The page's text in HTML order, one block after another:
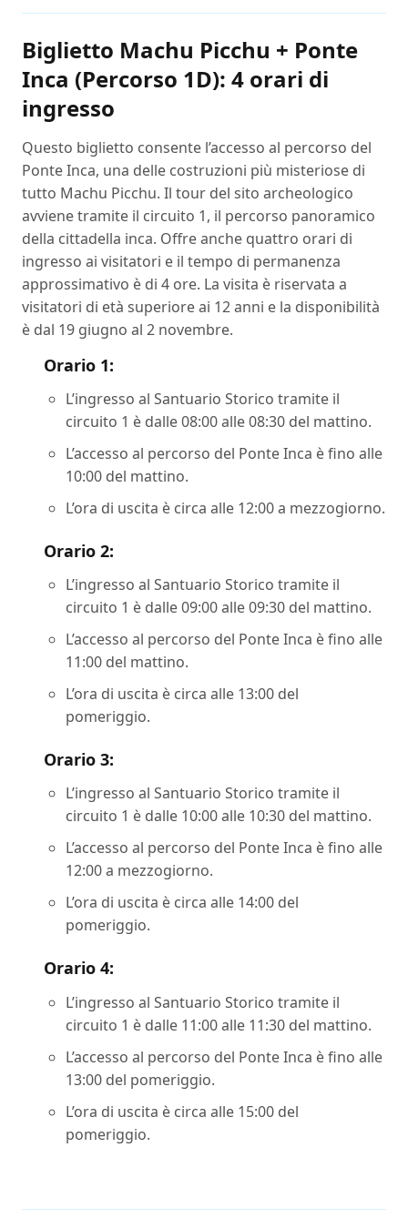
Biglietto Machu Picchu + Ponte
Inca (Percorso 1D): 4 orari di
ingresso
Questo biglietto consente l’accesso al percorso del
Ponte Inca, una delle costruzioni più misteriose di
tutto Machu Picchu. Il tour del sito archeologico
avviene tramite il circuito 1, il percorso panoramico
della cittadella inca. Offre anche quattro orari di
ingresso ai visitatori e il tempo di permanenza
approssimativo è di 4 ore. La visita è riservata a
visitatori di età superiore ai 12 anni e la disponibilità
è dal 19 giugno al 2 novembre.
Orario 1:
L’ingresso al Santuario Storico tramite il
circuito 1 è dalle 08:00 alle 08:30 del mattino.
L’accesso al percorso del Ponte Inca è fino alle
10:00 del mattino.
L’ora di uscita è circa alle 12:00 a mezzogiorno.
Orario 2:
L’ingresso al Santuario Storico tramite il
circuito 1 è dalle 09:00 alle 09:30 del mattino.
L’accesso al percorso del Ponte Inca è fino alle
11:00 del mattino.
L’ora di uscita è circa alle 13:00 del
pomeriggio.
Orario 3:
L’ingresso al Santuario Storico tramite il
circuito 1 è dalle 10:00 alle 10:30 del mattino.
L’accesso al percorso del Ponte Inca è fino alle
12:00 a mezzogiorno.
L’ora di uscita è circa alle 14:00 del
pomeriggio.
Orario 4:
L’ingresso al Santuario Storico tramite il
circuito 1 è dalle 11:00 alle 11:30 del mattino.
L’accesso al percorso del Ponte Inca è fino alle
13:00 del pomeriggio.
L’ora di uscita è circa alle 15:00 del
pomeriggio.